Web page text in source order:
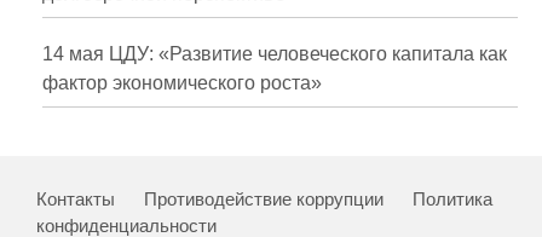
14 мая ЦДУ: «Развитие человеческого капитала как
фактор экономического роста»
Контакты Противодействие коррупции
Политика
конфиденциальности